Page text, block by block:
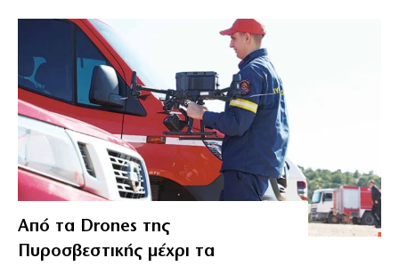
Από τα Drones της
Πυροσβεστικής μέχρι τα